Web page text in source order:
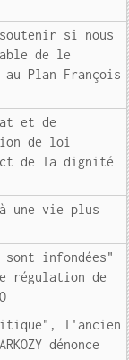
si nous
de le
Plan François
et de
de loi
de la dignité
une vie plus
infondées"
régulation de
l'ancien
dénonce